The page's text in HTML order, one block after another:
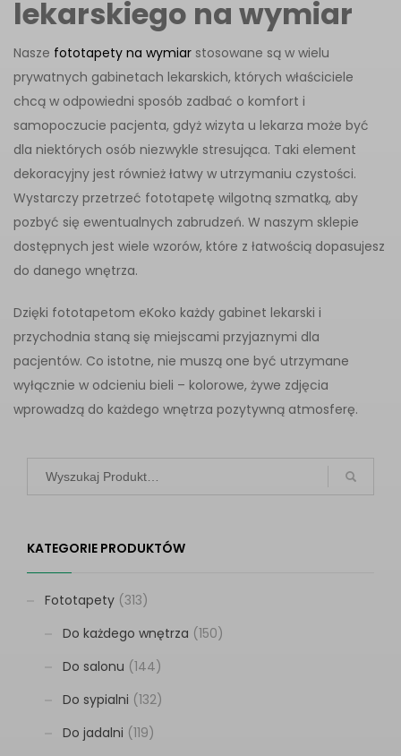
lekarskiego na wymiar
Nasze fototapety na wymiar stosowane są w wielu
prywatnych gabinetach lekarskich, których właściciele
chcą w odpowiedni sposób zadbać o komfort i
samopoczucie pacjenta, gdyż wizyta u lekarza może być
dla niektórych osób niezwykle stresująca. Taki element
dekoracyjny jest również łatwy w utrzymaniu czystości.
Wystarczy przetrzeć fototapetę wilgotną szmatką, aby
pozbyć się ewentualnych zabrudzeń. W naszym sklepie
dostępnych jest wiele wzorów, które z łatwością dopasujesz
do danego wnętrza.
Dzięki fototapetom eKoko każdy gabinet lekarski i
przychodnia staną się miejscami przyjaznymi dla
pacjentów. Co istotne, nie muszą one być utrzymane
wyłącznie w odcieniu bieli – kolorowe, żywe zdjęcia
wprowadzą do każdego wnętrza pozytywną atmosferę.
KATEGORIE PRODUKTÓW
Fototapety (313)
Do każdego wnętrza (150)
Do salonu (144)
Do sypialni (132)
Do jadalni (119)